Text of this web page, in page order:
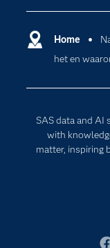
Home
het en
SAS data and
with
matter, inspiring